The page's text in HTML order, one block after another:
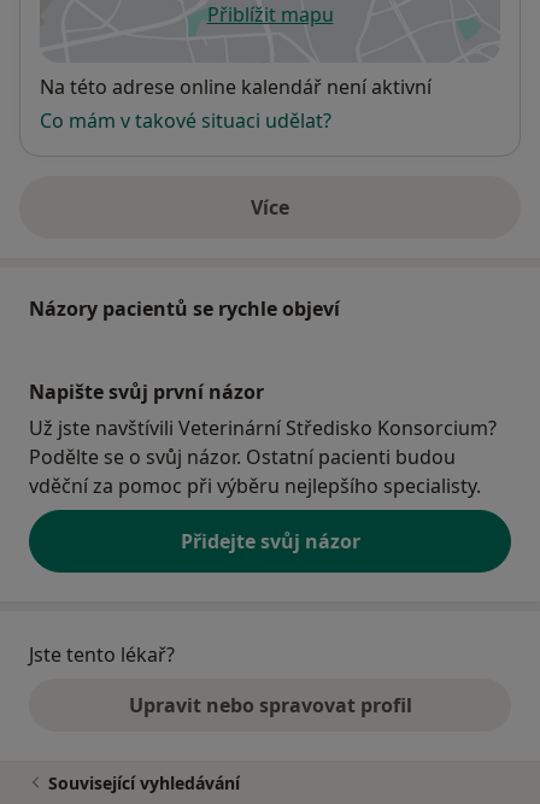
Přiblížit mapuse otevře v nové záložce
Dostupnost
Na této adrese online kalendář není aktivní
Co mám v takové situaci udělat?
Víceo adrese
Názory pacientů se rychle objeví
Napište svůj první názor
Už jste navštívili Veterinární Středisko Konsorcium?
Podělte se o svůj názor. Ostatní pacienti budou
vděční za pomoc při výběru nejlepšího specialisty.
Přidejte svůj názor
Jste tento lékař?
Upravit nebo spravovat profil
Související vyhledávání